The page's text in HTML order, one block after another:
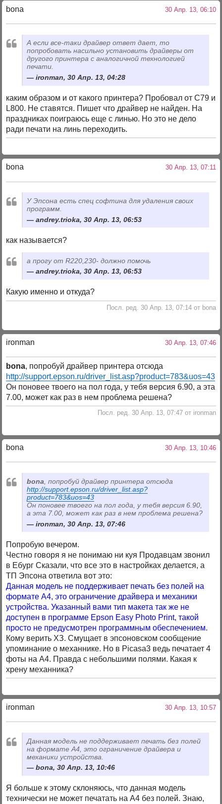
bona 30 Апр. 13, 06:10
А если все-таки драйвер ответ дает, то
попробовать насильно установить драйверы от
другого принтера с аналогичной технологией
печати.
ironman, 30 Апр. 13, 04:28
каким образом и от какого принтера? Пробовал от С79 и
L800. Не ставятся. Пишет что драйвер не найден. На
праздниках поиграюсь еще с линью. Но это не дело
ради печати на линь переходить.
bona 30 Апр. 13, 07:11
У Эпсона есть спец софтина для удаления своих
программ.
andrey.trioka, 30 Апр. 13, 06:53
как называется?
а прогу от R220,230- должно помочь
andrey.trioka, 30 Апр. 13, 06:53
Какую именно и откуда?
Посл. ред. 30 Апр. 13, 07:14 от bona
ironman 30 Апр. 13, 07:46
bona, попробуй драйвер принтера отсюда
http://support.epson.ru/driver_list.asp?product=783&uos=43
Он поновее твоего на пол года, у тебя версия 6.90, а эта
7.00, может как раз в нем проблема решена?
Посл. ред. 30 Апр. 13, 07:47 от ironman
bona 30 Апр. 13, 10:46
bona , попробуй драйвер принтера отсюда
http://support.epson.ru/driver_list.asp?
product=783&uos=43
Он поновее твоего на пол года, у тебя версия 6.90,
а эта 7.00, может как раз в нем проблема решена?
ironman, 30 Апр. 13, 07:46
Попробую вечером.
Честно говоря я не понимаю ни куя Продавцам звонил
в Ебург Сказали, что все это в настройках делается, а
ТП Эпсона ответила вот это:
Данная модель не поддерживает печать без полей на
формате A4, это ограничение драйвера и механики
устройства. Указанный вами тип макета так же не
доступен в программе Epson Easy Photo Print, такой
просто не предусмотрен программным обеспечением.
Кому верить ХЗ. Смущает в эпсоновском сообщение
упоминание о механнике. Но в Picasa3 ведь печатает 4
фоты на А4. Правда с небольшими полями. Какая к
хрену механника?
ironman 30 Апр. 13, 10:57
Данная модель не поддерживает печать без полей
на формате A4, это ограничение драйвера и
механики устройства.
bona, 30 Апр. 13, 10:46
Я больше к этому склоняюсь, что данная модель
технически не может печатать на А4 без полей. Знаю,